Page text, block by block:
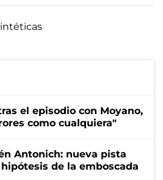
el episodio con Moyano,
como cualquiera"
Antonich: nueva pista
de la emboscada